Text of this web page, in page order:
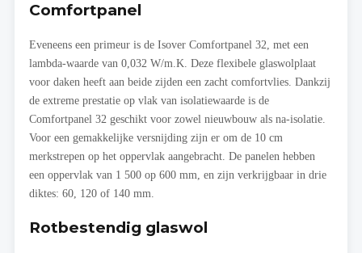
Comfortpanel
Eveneens een primeur is de Isover Comfortpanel 32, met een
lambda-waarde van 0,032 W/m.K. Deze flexibele glaswolplaat
voor daken heeft aan beide zijden een zacht comfortvlies. Dankzij
de extreme prestatie op vlak van isolatiewaarde is de
Comfortpanel 32 geschikt voor zowel nieuwbouw als na-isolatie.
Voor een gemakkelijke versnijding zijn er om de 10 cm
merkstrepen op het oppervlak aangebracht. De panelen hebben
een oppervlak van 1 500 op 600 mm, en zijn verkrijgbaar in drie
diktes: 60, 120 of 140 mm.
Rotbestendig glaswol